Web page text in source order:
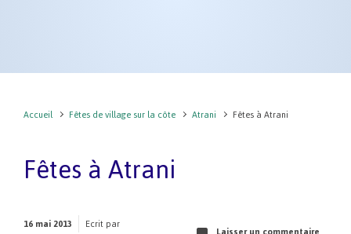
Accueil Fêtes de village sur la côte Atrani Fêtes à Atrani
Fêtes à Atrani
16 mai 2013
Ecrit par